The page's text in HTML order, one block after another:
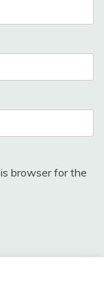
browser for the